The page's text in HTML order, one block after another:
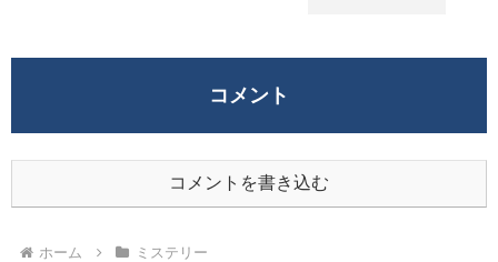
コメント
コメントを書き込む
ホーム ミステリー